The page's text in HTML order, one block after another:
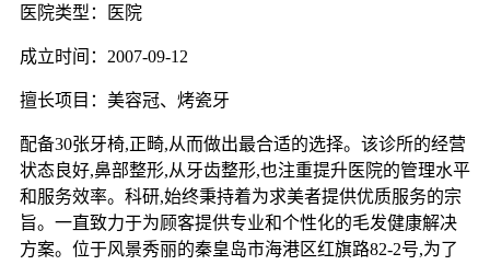
医院类型：医院
成立时间：2007-09-12
擅长项目：美容冠、烤瓷牙
配备30张牙椅,正畸,从而做出最合适的选择。该诊所的经营
状态良好,鼻部整形,从牙齿整形,也注重提升医院的管理水平
和服务效率。科研,始终秉持着为求美者提供优质服务的宗
旨。一直致力于为顾客提供专业和个性化的毛发健康解决
方案。位于风景秀丽的秦皇岛市海港区红旗路82-2号,为了